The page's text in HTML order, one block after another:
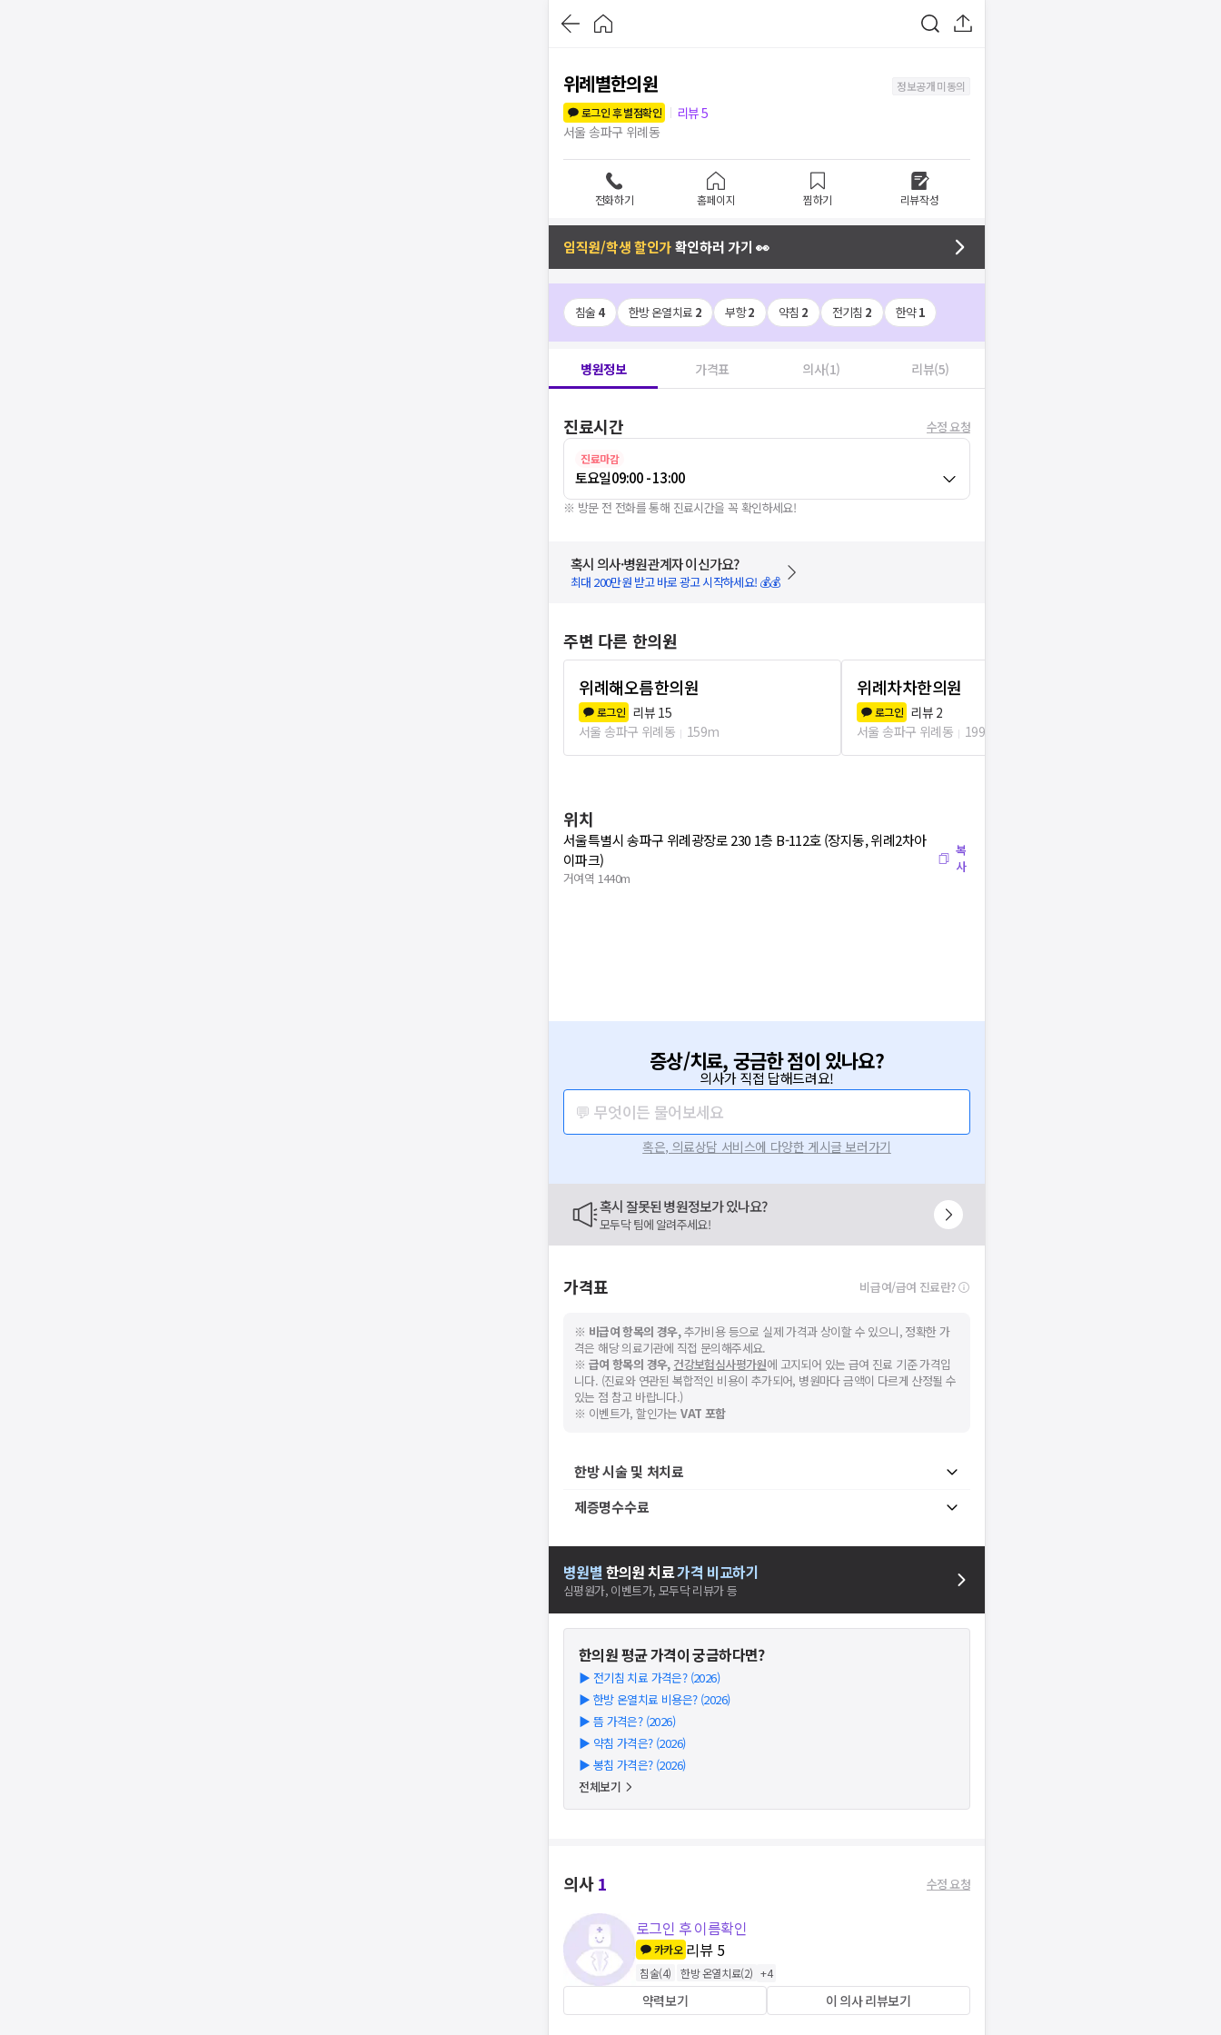
위례별한의원
정보공개 미동의
로그인 후 별점확인
리뷰5
서울 송파구 위례동
전화하기 홈페이지 찜하기 리뷰작성
임직원/학생 할인가확인하러 가기 👀
침술 4 한방 온열치료 2 부항2 약침 2 전기침 2 한약1
병원정보 가격표 의사(1) 리뷰(5)
진료시간 수정 요청
진료마감
토요일09:00 - 13:00
※ 방문 전 전화를 통해 진료시간을 꼭 확인하세요!
혹시 의사·병원관계자 이신가요?
최대 200만원 받고 바로 광고 시작하세요! 💰💰
주변 다른 한의원
위례해오름한의원
로그인 리뷰 15
서울 송파구 위례동
159m
위례차차한의원
로그인 리뷰 2
서울 송파구 위례동
199m
위치
서울특별시 송파구 위례광장로 230 1층 B-112호 (장지동, 위례2차아
이파크)
거여역 1440m
복
사
증상/치료, 궁금한 점이 있나요?
의사가 직접 답해드려요!
💬 무엇이든 물어보세요
혹은, 의료상담 서비스에 다양한 게시글 보러가기
혹시 잘못된 병원정보가 있나요?
모두닥 팀에 알려주세요!
가격표 비급여/급여 진료란?
※ 비급여 항목의 경우,추가비용 등으로 실제 가격과 상이할 수 있으니, 정확한 가
격은 해당 의료기관에 직접 문의해주세요.
※ 급여 항목의 경우, 건강보험심사평가원에 고지되어 있는 급여 진료 기준 가격입
니다. (진료와 연관된 복합적인 비용이 추가되어, 병원마다 금액이 다르게 산정될 수
있는 점 참고 바랍니다.)
※ 이벤트가, 할인가는VAT 포함
한방 시술 및 처치료
제증명수수료
병원별 한의원치료가격 비교하기
심평원가, 이벤트가, 모두닥 리뷰가 등
한의원평균 가격이 궁금하다면?
▶ 전기침 치료 가격은? (2026)
▶ 한방 온열치료 비용은? (2026)
▶ 뜸 가격은? (2026)
▶ 약침 가격은? (2026)
▶ 봉침 가격은? (2026)
전체보기
의사1 수정 요청
로그인 후 이름확인
카카오 리뷰 5
침술(4) 한방 온열치료(2) +4
약력보기 이 의사 리뷰보기